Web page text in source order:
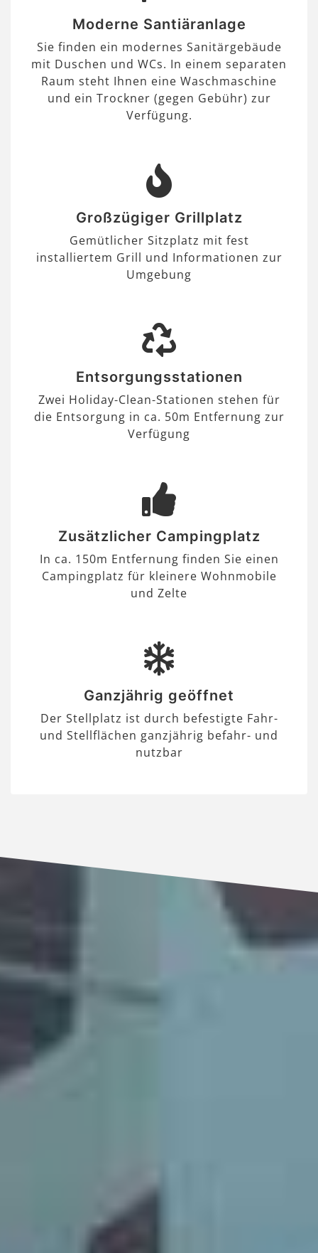
Moderne Santiäranlage
Sie finden ein modernes Sanitärgebäude
mit Duschen und WCs. In einem separaten
Raum steht Ihnen eine Waschmaschine
und ein Trockner (gegen Gebühr) zur
Verfügung.
Großzügiger Grillplatz
Gemütlicher Sitzplatz mit fest
installiertem Grill und Informationen zur
Umgebung
Entsorgungsstationen
Zwei Holiday-Clean-Stationen stehen für
die Entsorgung in ca. 50m Entfernung zur
Verfügung
Zusätzlicher Campingplatz
In ca. 150m Entfernung finden Sie einen
Campingplatz für kleinere Wohnmobile
und Zelte
Ganzjährig geöffnet
Der Stellplatz ist durch befestigte Fahr-
und Stellflächen ganzjährig befahr- und
nutzbar